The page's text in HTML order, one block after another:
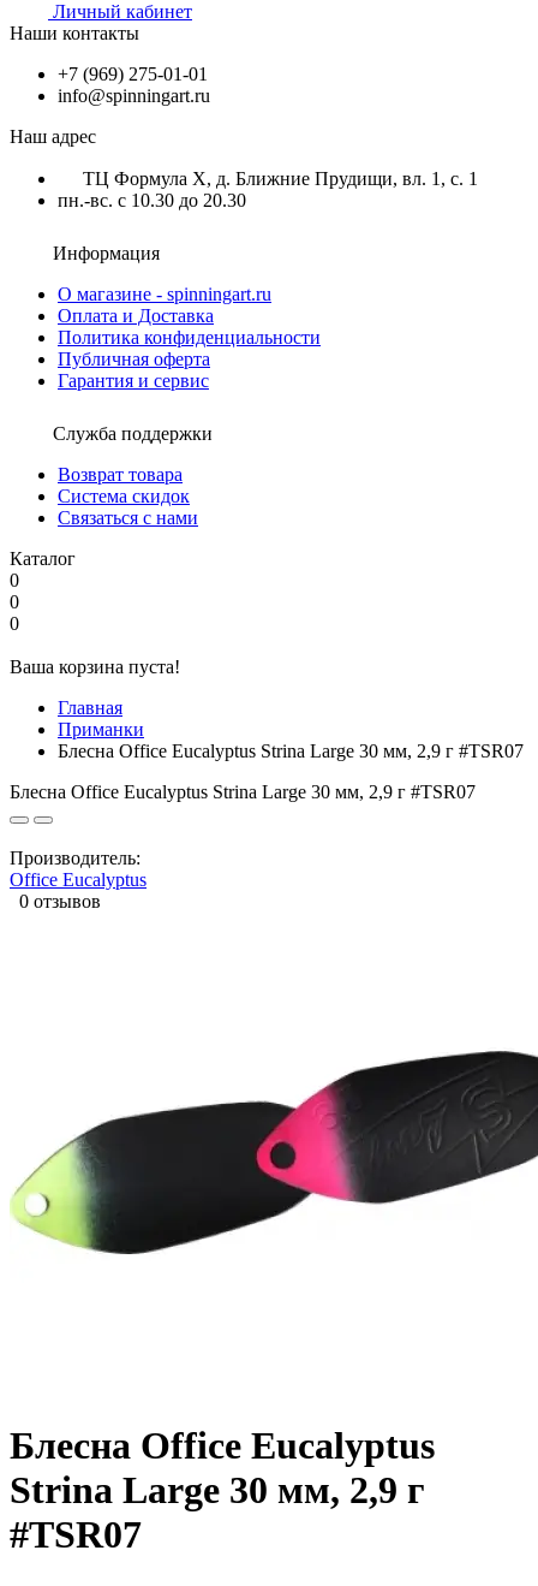
Личный кабинет
Наши контакты
+7 (969) 275-01-01
info@spinningart.ru
Наш адрес
ТЦ Формула X, д. Ближние Прудищи, вл. 1, с. 1
пн.-вс. с 10.30 до 20.30
Информация
О магазине - spinningart.ru
Оплата и Доставка
Политика конфиденциальности
Публичная оферта
Гарантия и сервис
Служба поддержки
Возврат товара
Система скидок
Связаться с нами
Каталог
0
0
0
Ваша корзина пуста!
Главная
Приманки
Блесна Office Eucalyptus Strina Large 30 мм, 2,9 г #TSR07
Блесна Office Eucalyptus Strina Large 30 мм, 2,9 г #TSR07
Производитель:
Office Eucalyptus
0 отзывов
Блесна Office Eucalyptus
Strina Large 30 мм, 2,9 г
#TSR07